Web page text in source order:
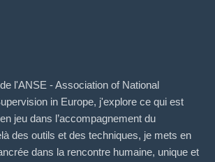
l'ANSE - Association of National
in Europe, j'explore ce qui est
jeu dans l’accompagnement du
des outils et des techniques, je mets en
dans la rencontre humaine, unique et